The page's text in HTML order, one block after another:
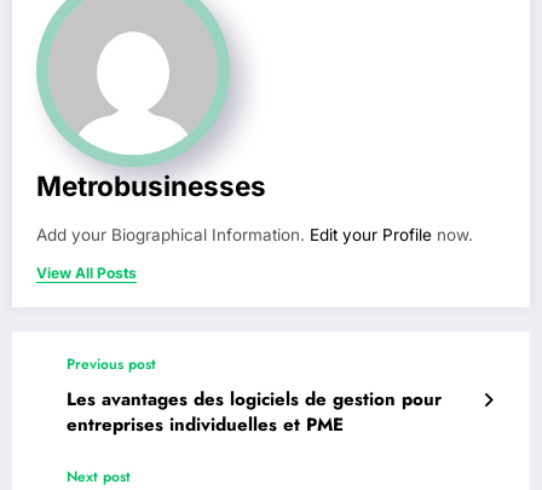
Metrobusinesses
Add your Biographical Information. Edit your Profile now.
View All Posts
Previous post
Les avantages des logiciels de gestion pour
entreprises individuelles et PME
Next post